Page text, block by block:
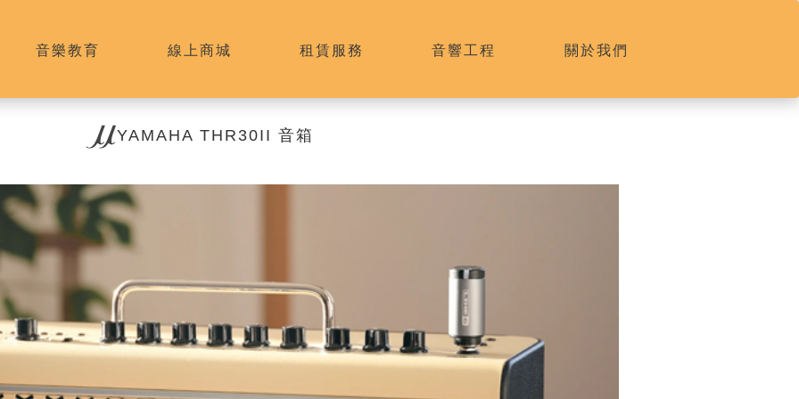
音樂教育 線上商城 租賃服務 音響工程 關於我們
YAMAHA THR30II 音箱